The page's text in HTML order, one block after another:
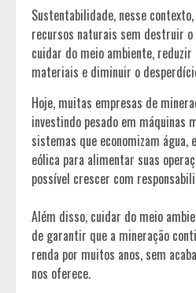
Sustentabilidade, nesse
recursos naturais sem destruir o
cuidar do meio ambiente,
materiais e diminuir o
Hoje, muitas empresas de
investindo pesado em máquinas
sistemas que economizam água,
eólica para alimentar suas
possível crescer com
Além disso, cuidar do meio
de garantir que a mineração
renda por muitos anos, sem
nos oferece.